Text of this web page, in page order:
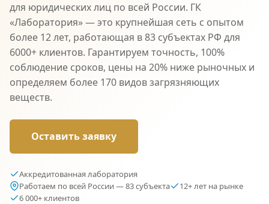
для юридических лиц по всей России. ГК
«Лаборатория» — это крупнейшая сеть с опытом
более 12 лет, работающая в 83 субъектах РФ для
6000+ клиентов. Гарантируем точность, 100%
соблюдение сроков, цены на 20% ниже рыночных и
определяем более 170 видов загрязняющих
веществ.
Оставить заявку
Аккредитованная лаборатория
Работаем по всей России — 83 субъекта
12+ лет на рынке
6 000+ клиентов